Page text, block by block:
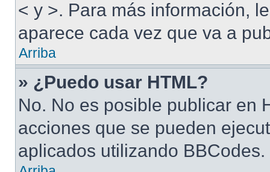
< y >. Para más información,
aparece cada vez que va a
Arriba
» ¿Puedo usar HTML?
No. No es posible publicar en
acciones que se pueden
aplicados utilizando BBCodes.